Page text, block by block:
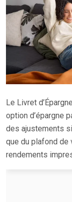
Le Livret
option d’épargne
des ajustements
que du plafond de
rendements